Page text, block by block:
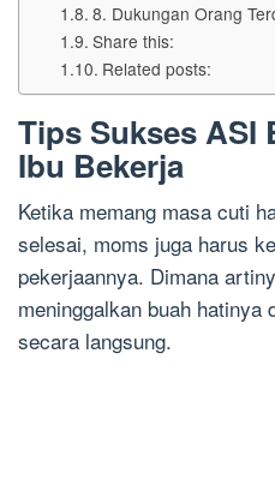
8. Dukungan Orang
Share this:
Related posts:
Tips Sukses ASI
Ibu Bekerja
Ketika memang masa cuti
selesai, moms juga harus
pekerjaannya. Dimana
meninggalkan buah hatinya
secara langsung.